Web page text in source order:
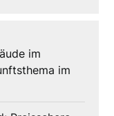
im
im